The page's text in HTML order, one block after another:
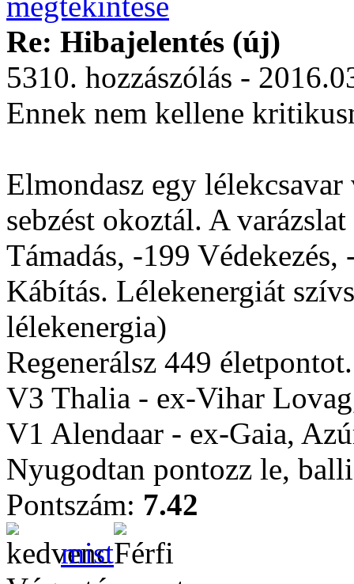
Re: Hibajelentés (új)
5310. hozzászólás -
Ennek nem kellene
Elmondasz egy
sebzést okoztál. A
Támadás, -199
Kábítás. Lélekenergiát
lélekenergia)
Regenerálsz 449
V3 Thalia - ex-Vihar
V1 Alendaar - ex-Gaia,
Nyugodtan pontozz le,
Pontszám: 7.42
mist